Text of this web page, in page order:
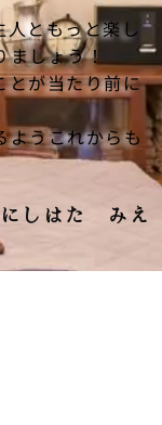
ともっと楽し
ましょう！
とが当たり前に
ようこれからも
にしはた みえ